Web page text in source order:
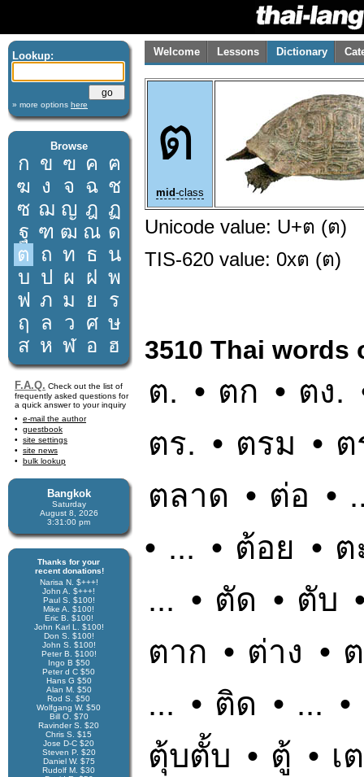
Lookup:
» more options here
Browse
ก ข ฃ ค ฅ
ฆ ง จ ฉ ช
ซ ฌ ญ ฎ ฏ
ฐ ฑ ฒ ณ ด
ต ถ ท ธ น
บ ป ผ ฝ พ
ฟ ภ ม ย
ร
ฤ
ล ว ศ ษ
ส ห ฬ อ ฮ
F.A.Q. Check out the list of
frequently asked questions for
a quick answer to your inquiry
e-mail the author
guestbook
site settings
site news
bulk lookup
Bangkok
Saturday
August 8, 2026
3:31:01 pm
Thanks for your
recent donations!
Narisa N. $+++!
John A. $+++!
Paul S. $100!
Mike A. $100!
Eric B. $100!
John Karl L. $100!
Don S. $100!
John S. $100!
Peter B. $100!
Ingo B $50
Peter d C $50
Hans G $50
Alan M. $50
Rod S. $50
Wolfgang W. $50
Bill O. $70
Ravinder S. $20
Chris S. $15
Jose D-C $20
Steven P. $20
Daniel W. $75
Rudolf M. $30
Welcome Lessons Dictionary
ต
mid-class
Unicode value: U+ต (ต)
TIS-620 value: 0xต (ต)
3510 Thai words
ต. • ตก • ตง.
ตร. • ตรม •
ตลาด • ต่อ •
• ... • ต้อย • ต
... • ตัด • ตับ
ตาก • ต่าง •
... • ติด • ... •
ตุ้บตั้บ • ตู้ • เ